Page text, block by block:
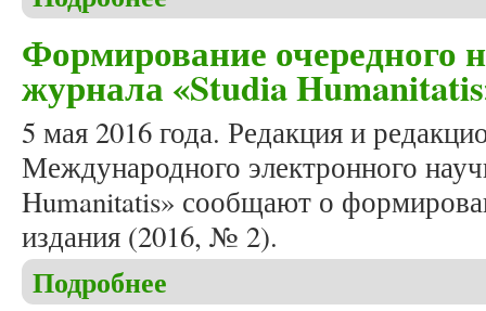
Формирование очередного
журнала «Studia
5 мая 2016 года. Редакция и
Международного электронного
Humanitatis» сообщают о
издания (2016, № 2).
Подробнее